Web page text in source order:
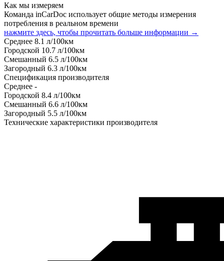
Как мы измеряем
Команда inCarDoc использует общие методы измерения
потребления в реальном времени
нажмите здесь, чтобы прочитать больше информации →
Среднее 8.1 л/100км
Городской 10.7 л/100км
Смешанный 6.5 л/100км
Загородный 6.3 л/100км
Спецификация производителя
Среднее -
Городской 8.4 л/100км
Смешанный 6.6 л/100км
Загородный 5.5 л/100км
Технические характеристики производителя